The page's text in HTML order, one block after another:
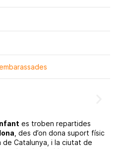
es troben repartides
, des d’on dona suport físic
de Catalunya, i la ciutat de